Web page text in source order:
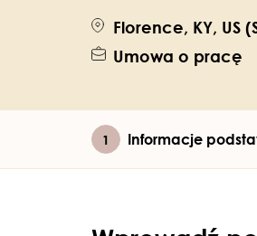
Florence, KY, US
Umowa o pracę
Bieżący
Informacje